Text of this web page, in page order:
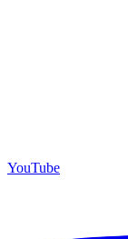
YouTube